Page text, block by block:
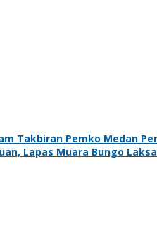
Takbiran Pemko Medan
Lapas Muara Bungo